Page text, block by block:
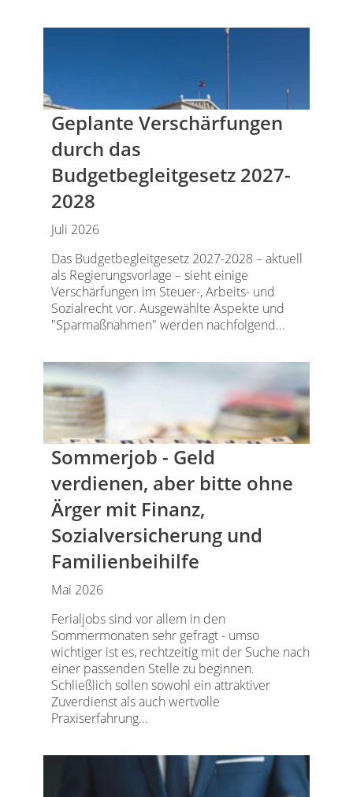
Geplante Verschärfungen
durch das
Budgetbegleitgesetz 2027-
2028
Juli 2026
Das Budgetbegleitgesetz 2027-2028 – aktuell
als Regierungsvorlage – sieht einige
Verschärfungen im Steuer-, Arbeits- und
Sozialrecht vor. Ausgewählte Aspekte und
"Sparmaßnahmen" werden nachfolgend...
Sommerjob - Geld
verdienen, aber bitte ohne
Ärger mit Finanz,
Sozialversicherung und
Familienbeihilfe
Mai 2026
Ferialjobs sind vor allem in den
Sommermonaten sehr gefragt - umso
wichtiger ist es, rechtzeitig mit der Suche nach
einer passenden Stelle zu beginnen.
Schließlich sollen sowohl ein attraktiver
Zuverdienst als auch wertvolle
Praxiserfahrung...